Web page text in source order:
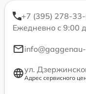
+7 (395) 278-
Ежедневно с 9:00
ул.
Адрес сервисного